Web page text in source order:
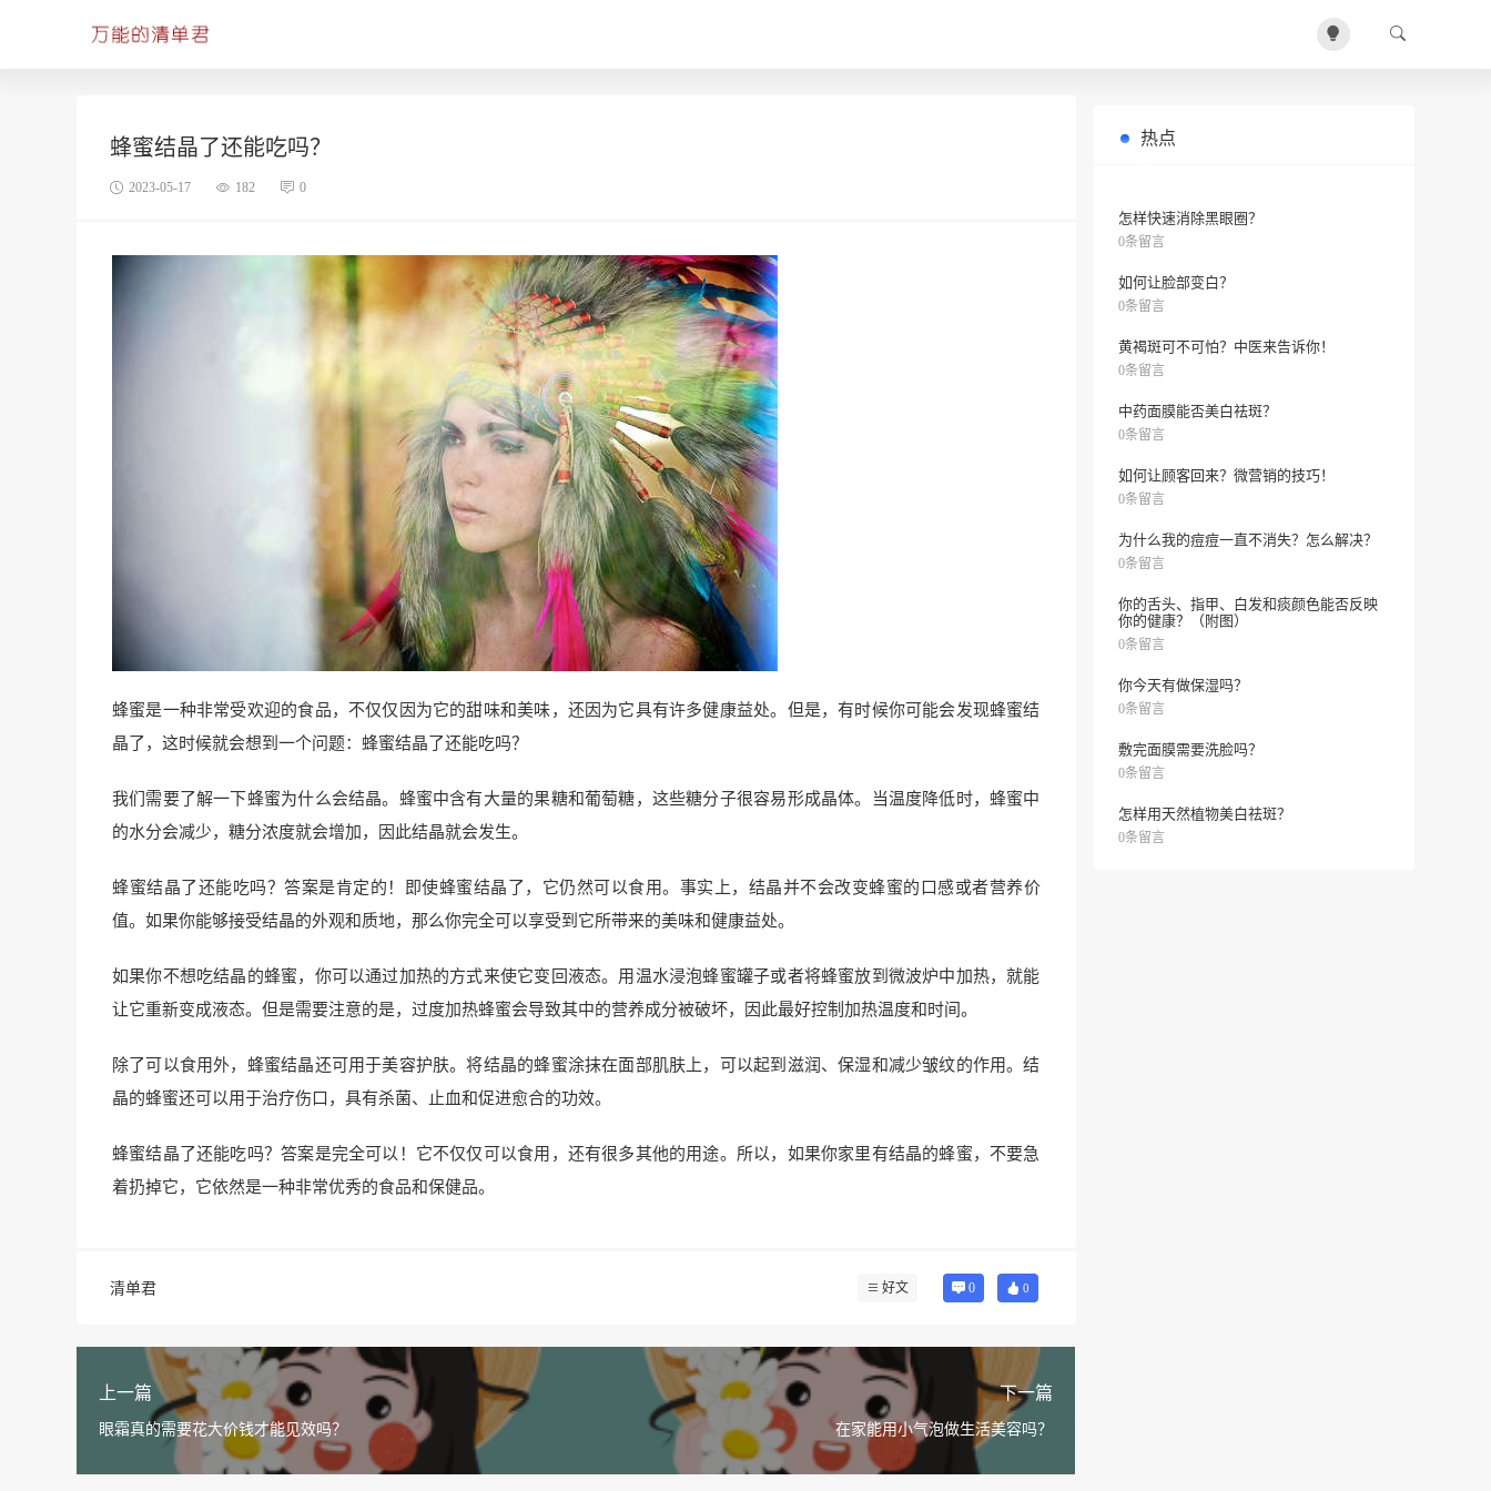
蜂蜜结晶了还能吃吗？
2023-05-17 182 0
蜂蜜是一种非常受欢迎的食品，不仅仅因为它的甜味和美味，还因为它具有许多健康益处。但是，有时候你可能会发现蜂蜜结
晶了，这时候就会想到一个问题：蜂蜜结晶了还能吃吗？
我们需要了解一下蜂蜜为什么会结晶。蜂蜜中含有大量的果糖和葡萄糖，这些糖分子很容易形成晶体。当温度降低时，蜂蜜中
的水分会减少，糖分浓度就会增加，因此结晶就会发生。
蜂蜜结晶了还能吃吗？答案是肯定的！即使蜂蜜结晶了，它仍然可以食用。事实上，结晶并不会改变蜂蜜的口感或者营养价
值。如果你能够接受结晶的外观和质地，那么你完全可以享受到它所带来的美味和健康益处。
如果你不想吃结晶的蜂蜜，你可以通过加热的方式来使它变回液态。用温水浸泡蜂蜜罐子或者将蜂蜜放到微波炉中加热，就能
让它重新变成液态。但是需要注意的是，过度加热蜂蜜会导致其中的营养成分被破坏，因此最好控制加热温度和时间。
除了可以食用外，蜂蜜结晶还可用于美容护肤。将结晶的蜂蜜涂抹在面部肌肤上，可以起到滋润、保湿和减少皱纹的作用。结
晶的蜂蜜还可以用于治疗伤口，具有杀菌、止血和促进愈合的功效。
蜂蜜结晶了还能吃吗？答案是完全可以！它不仅仅可以食用，还有很多其他的用途。所以，如果你家里有结晶的蜂蜜，不要急
着扔掉它，它依然是一种非常优秀的食品和保健品。
清单君 好文 0 0
上一篇
眼霜真的需要花大价钱才能见效吗？
下一篇
在家能用小气泡做生活美容吗？
热点
怎样快速消除黑眼圈？
0条留言
如何让脸部变白？
0条留言
黄褐斑可不可怕？中医来告诉你！
0条留言
中药面膜能否美白祛斑？
0条留言
如何让顾客回来？微营销的技巧！
0条留言
为什么我的痘痘一直不消失？怎么解决？
0条留言
你的舌头、指甲、白发和痰颜色能否反映
你的健康？（附图）
0条留言
你今天有做保湿吗？
0条留言
敷完面膜需要洗脸吗？
0条留言
怎样用天然植物美白祛斑？
0条留言